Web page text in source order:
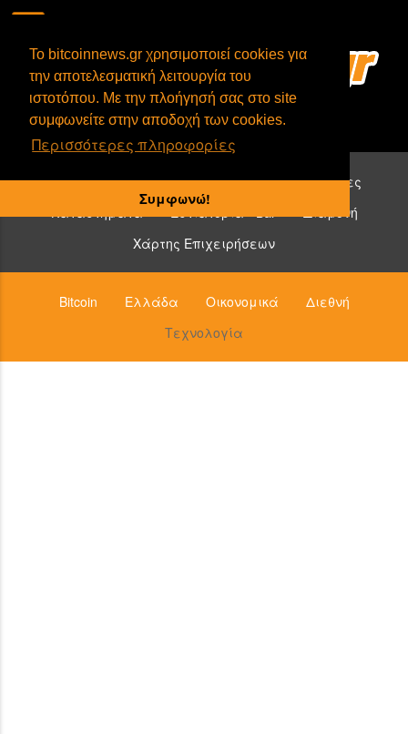
To bitcoinnews.gr χρησιμοποιεί cookies για
την αποτελεσματική λειτουργία του
ιστοτόπου. Με την πλοήγησή σας στο site
συμφωνείτε στην αποδοχή των cookies.
Περισσότερες πληροφορίες
Συμφωνώ!
Επιχειρήσεις που δέχονται bitcoin:
Υπηρεσίες
Καταστήματα
Εστιατόρια - Bar
Διαμονή
Χάρτης Επιχειρήσεων
Bitcoin Ελλάδα Οικονομικά
Διεθνή
Τεχνολογία